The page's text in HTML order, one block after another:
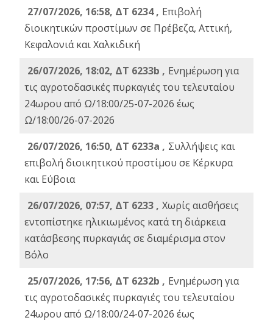
27/07/2026, 16:58, ΔΤ 6234 , Eπιβολή
διοικητικών προστίμων σε Πρέβεζα, Αττική,
Κεφαλονιά και Χαλκιδική
26/07/2026, 18:02, ΔΤ 6233b , Ενημέρωση για
τις αγροτοδασικές πυρκαγιές του τελευταίου
24ωρου από Ω/18:00/25-07-2026 έως
Ω/18:00/26-07-2026
26/07/2026, 16:50, ΔΤ 6233a , Συλλήψεις και
επιβολή διοικητικού προστίμου σε Κέρκυρα
και Εύβοια
26/07/2026, 07:57, ΔΤ 6233 , Χωρίς αισθήσεις
εντοπίστηκε ηλικιωμένος κατά τη διάρκεια
κατάσβεσης πυρκαγιάς σε διαμέρισμα στον
Βόλο
25/07/2026, 17:56, ΔΤ 6232b , Ενημέρωση για
τις αγροτοδασικές πυρκαγιές του τελευταίου
24ωρου από Ω/18:00/24-07-2026 έως